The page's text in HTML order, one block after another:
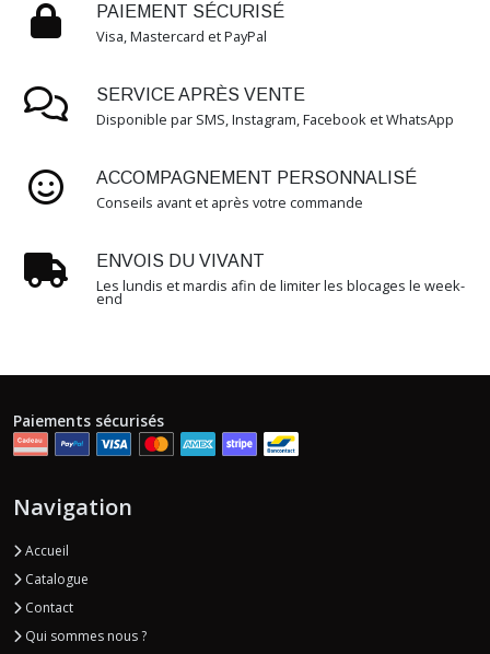
PAIEMENT SÉCURISÉ
Visa, Mastercard et PayPal
SERVICE APRÈS VENTE
Disponible par SMS, Instagram, Facebook et WhatsApp
ACCOMPAGNEMENT PERSONNALISÉ
Conseils avant et après votre commande
ENVOIS DU VIVANT
Les lundis et mardis afin de limiter les blocages le week-
end
(2)
(3)
(1)
Paiements sécurisés
Navigation
Accueil
Catalogue
Contact
Qui sommes nous ?